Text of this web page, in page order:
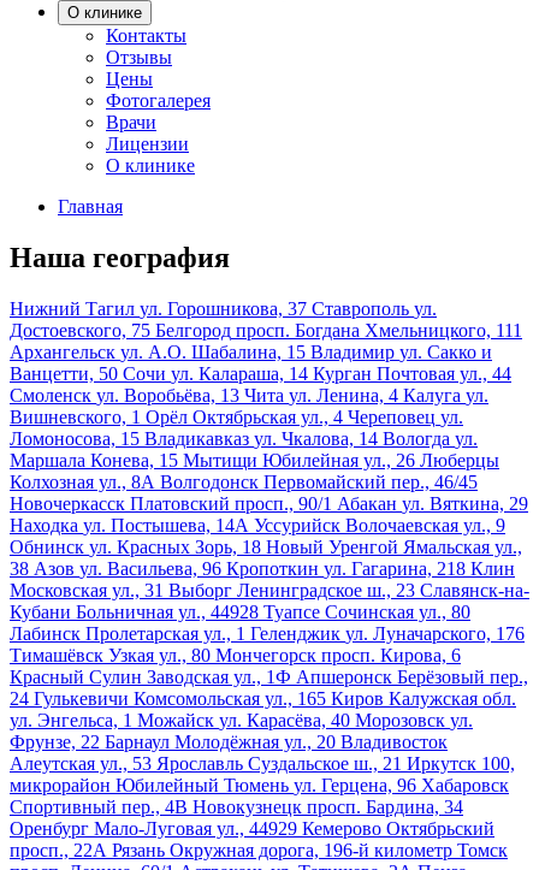
О клинике
Контакты
Отзывы
Цены
Фотогалерея
Врачи
Лицензии
О клинике
Главная
Наша география
Нижний Тагил ул. Горошникова, 37 Ставрополь ул.
Достоевского, 75 Белгород просп. Богдана Хмельницкого, 111
Архангельск ул. А.О. Шабалина, 15 Владимир ул. Сакко и
Ванцетти, 50 Сочи ул. Калараша, 14 Курган Почтовая ул., 44
Смоленск ул. Воробьёва, 13 Чита ул. Ленина, 4 Калуга ул.
Вишневского, 1 Орёл Октябрьская ул., 4 Череповец ул.
Ломоносова, 15 Владикавказ ул. Чкалова, 14 Вологда ул.
Маршала Конева, 15 Мытищи Юбилейная ул., 26 Люберцы
Колхозная ул., 8А Волгодонск Первомайский пер., 46/45
Новочеркасск Платовский просп., 90/1 Абакан ул. Вяткина, 29
Находка ул. Постышева, 14А Уссурийск Волочаевская ул., 9
Обнинск ул. Красных Зорь, 18 Новый Уренгой Ямальская ул.,
38 Азов ул. Васильева, 96 Кропоткин ул. Гагарина, 218 Клин
Московская ул., 31 Выборг Ленинградское ш., 23 Славянск-на-
Кубани Больничная ул., 44928 Туапсе Сочинская ул., 80
Лабинск Пролетарская ул., 1 Геленджик ул. Луначарского, 176
Тимашёвск Узкая ул., 80 Мончегорск просп. Кирова, 6
Красный Сулин Заводская ул., 1Ф Апшеронск Берёзовый пер.,
24 Гулькевичи Комсомольская ул., 165 Киров Калужская обл.
ул. Энгельса, 1 Можайск ул. Карасёва, 40 Морозовск ул.
Фрунзе, 22 Барнаул Молодёжная ул., 20 Владивосток
Алеутская ул., 53 Ярославль Суздальское ш., 21 Иркутск 100,
микрорайон Юбилейный Тюмень ул. Герцена, 96 Хабаровск
Спортивный пер., 4В Новокузнецк просп. Бардина, 34
Оренбург Мало-Луговая ул., 44929 Кемерово Октябрьский
просп., 22А Рязань Окружная дорога, 196-й километр Томск